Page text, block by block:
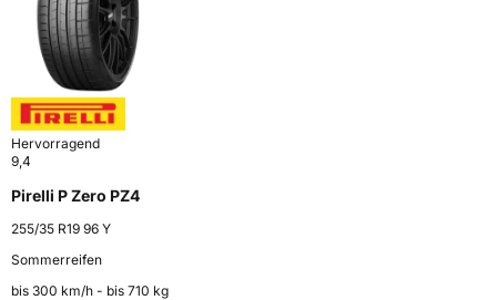
Hervorragend
9,4
Pirelli P Zero PZ4
255/35 R19 96 Y
Sommerreifen
bis 300 km⁠/⁠h - bis 710 kg